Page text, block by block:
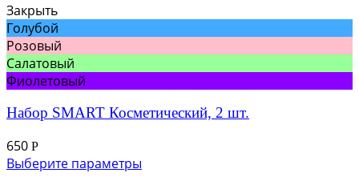
Закрыть
Голубой
Розовый
Салатовый
Фиолетовый
Набор SMART Косметический, 2 шт.
650 Р
Выберите параметры